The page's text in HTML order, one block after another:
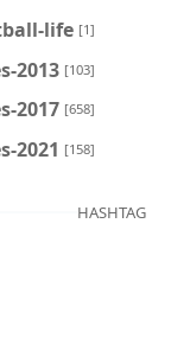
life [1]
2013 [103]
2017 [658]
2021 [158]
HASHTAG